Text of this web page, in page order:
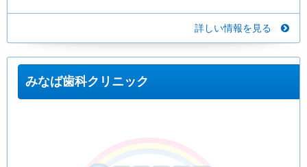
詳しい情報を見る
みなば歯科クリニック